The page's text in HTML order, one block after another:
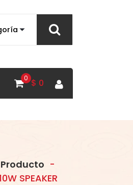
0 $ 0
Producto -
SPEAKER